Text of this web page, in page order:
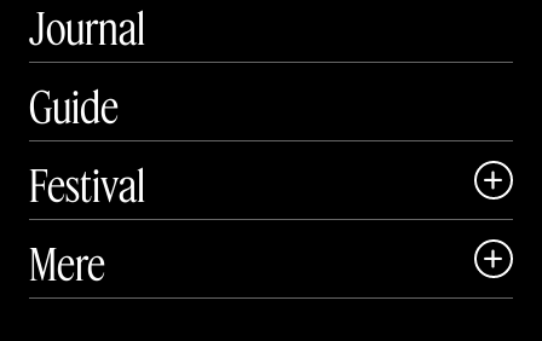
Journal
Guide
Festival

 Art Matter Festival
Mere 